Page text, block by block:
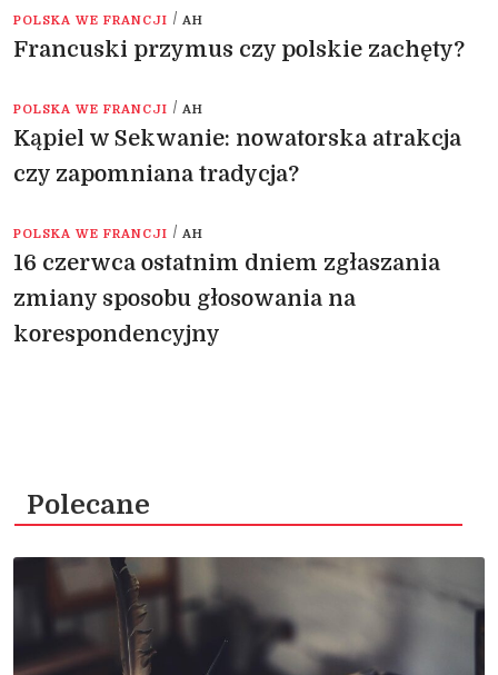
POLSKA WE FRANCJI / AH
Francuski przymus czy polskie zachęty?
POLSKA WE FRANCJI / AH
Kąpiel w Sekwanie: nowatorska atrakcja
czy zapomniana tradycja?
POLSKA WE FRANCJI / AH
16 czerwca ostatnim dniem zgłaszania
zmiany sposobu głosowania na
korespondencyjny
Polecane